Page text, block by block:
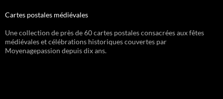
Cartes postales médiévales
Une collection de près de 60 cartes postales consacrées aux fêtes
médiévales et célébrations historiques couvertes par
Moyenagepassion depuis dix ans.